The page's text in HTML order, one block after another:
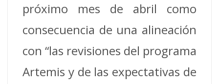
próximo mes de abril como
consecuencia de una alineación
con “las revisiones del programa
Artemis y de las expectativas de